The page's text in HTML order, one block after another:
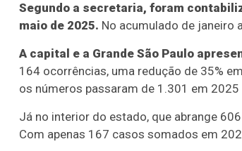
Segundo a secretaria, foram
maio de 2025. No acumulado de janeiro
A capital e a Grande São Paulo
164 ocorrências, uma redução de 35%
os números passaram de 1.301 em 2025
Já no interior do estado, que abrange
Com apenas 167 casos somados em